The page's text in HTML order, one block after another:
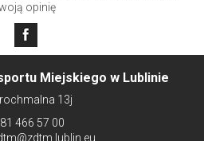
opinię
Miejskiego w Lublinie
13j
466 57 00